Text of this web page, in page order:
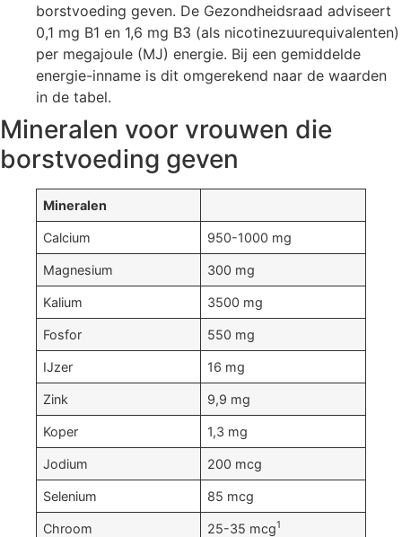
borstvoeding geven. De Gezondheidsraad adviseert
0,1 mg B1 en 1,6 mg B3 (als nicotinezuurequivalenten)
per megajoule (MJ) energie. Bij een gemiddelde
energie-inname is dit omgerekend naar de waarden
in de tabel.
Mineralen voor vrouwen die
borstvoeding geven
Mineralen
Calcium 950-1000 mg
Magnesium 300 mg
Kalium 3500 mg
Fosfor 550 mg
IJzer 16 mg
Zink 9,9 mg
Koper 1,3 mg
Jodium 200 mcg
Selenium 85 mcg
Chroom 25-35 mcg1